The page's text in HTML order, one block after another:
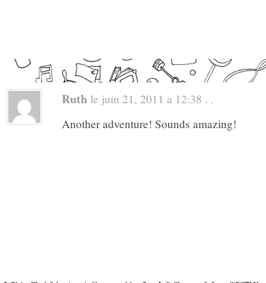
Ruth le juin 21, 2011 a 12:38 . .
Another adventure! Sounds amazing!